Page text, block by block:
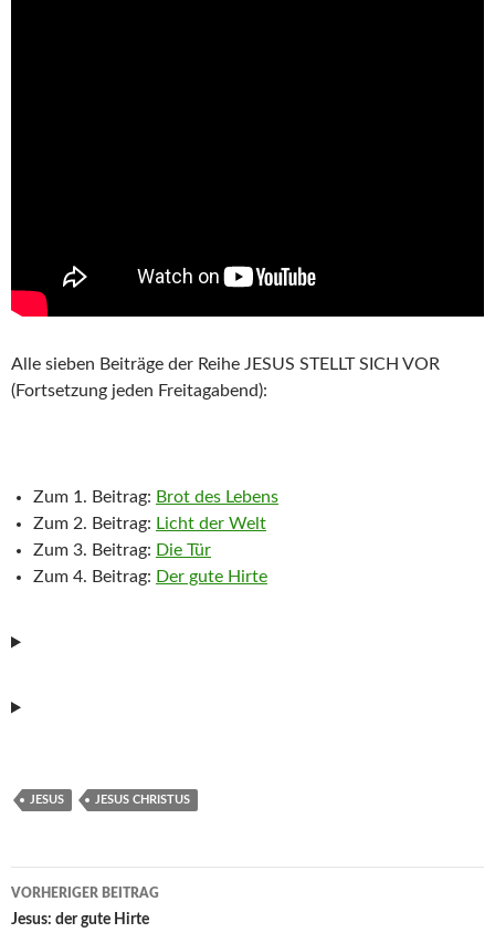
Alle sieben Beiträge der Reihe JESUS STELLT SICH VOR
(Fortsetzung jeden Freitagabend):
Zum 1. Beitrag: Brot des Lebens
Zum 2. Beitrag: Licht der Welt
Zum 3. Beitrag: Die Tür
Zum 4. Beitrag: Der gute Hirte
JESUS JESUS CHRISTUS
Beitragsnavigation
VORHERIGER BEITRAG
Jesus: der gute Hirte